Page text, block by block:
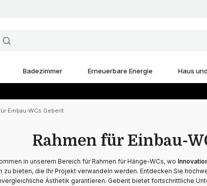
Badezimmer Erneuerbare Energie Haus
Einbau-WCs Geberit
Rahmen für Einbau-
in unserem Bereich für Rahmen für Hänge-WCs, wo
zu bieten, die Ihr Projekt verwandeln werden. Entdecken Sie
Ästhetik garantieren. Geberit bietet fortschrittliche